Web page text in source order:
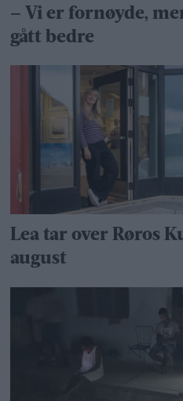
– Vi er fornøyde,
gått bedre
Lea tar over Røros
august